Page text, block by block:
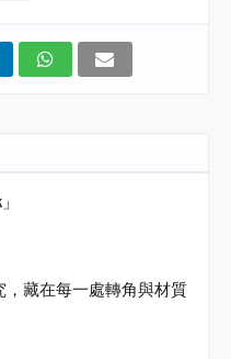
，藏在每一處轉角與材質